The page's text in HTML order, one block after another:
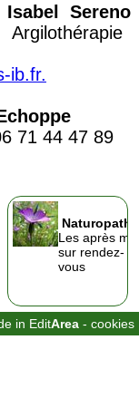
Isabel Sereno
ib.fr.
44 47 89
Les après
sur rendez-
vous
in EditArea - cookies